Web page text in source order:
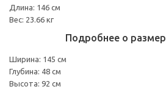
Длина: 146 см
Вес: 23.66 кг
Подробнее о
Ширина: 145 см
Глубина: 48 см
Высота: 92 см